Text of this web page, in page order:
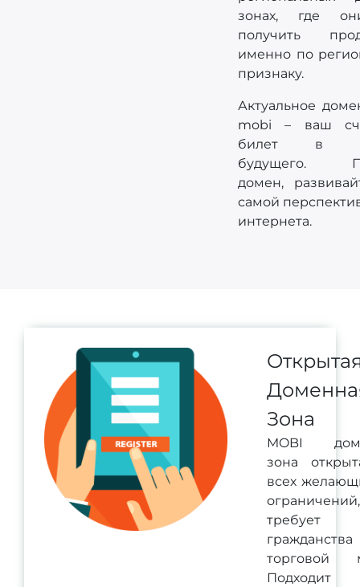
зонах, где
получить
именно по
признаку.
Актуальное
mobi – ваш
билет в
будущего.
домен,
самой
интернета.
Зона
MOBI
зона
всех
требует
торговой
Подходит